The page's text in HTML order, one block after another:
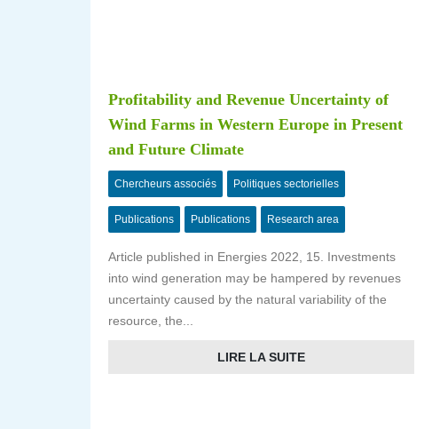
Profitability and Revenue Uncertainty of
Wind Farms in Western Europe in Present
and Future Climate
Chercheurs associés Politiques sectorielles
Publications Publications Research area
Article published in Energies 2022, 15. Investments
into wind generation may be hampered by revenues
uncertainty caused by the natural variability of the
resource, the...
LIRE LA SUITE